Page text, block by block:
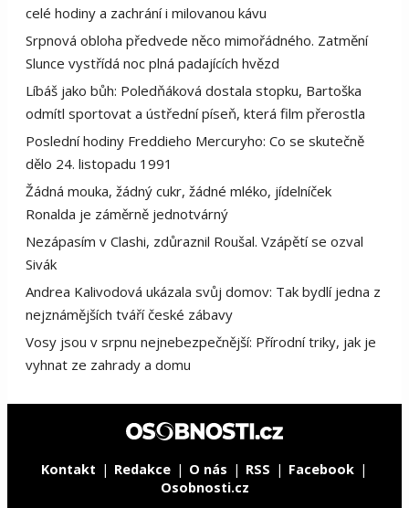
celé hodiny a zachrání i milovanou kávu
Srpnová obloha předvede něco mimořádného. Zatmění
Slunce vystřídá noc plná padajících hvězd
Líbáš jako bůh: Poledňáková dostala stopku, Bartoška
odmítl sportovat a ústřední píseň, která film přerostla
Poslední hodiny Freddieho Mercuryho: Co se skutečně
dělo 24. listopadu 1991
Žádná mouka, žádný cukr, žádné mléko, jídelníček
Ronalda je záměrně jednotvárný
Nezápasím v Clashi, zdůraznil Roušal. Vzápětí se ozval
Sivák
Andrea Kalivodová ukázala svůj domov: Tak bydlí jedna z
nejznámějších tváří české zábavy
Vosy jsou v srpnu nejnebezpečnější: Přírodní triky, jak je
vyhnat ze zahrady a domu
Kontakt Redakce O nás RSS
Facebook
Osobnosti.cz